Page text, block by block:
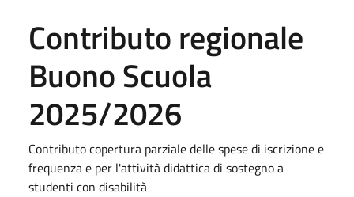
Contributo regionale
Buono Scuola
2025/2026
Contributo copertura parziale delle spese di iscrizione e
frequenza e per l'attività didattica di sostegno a
studenti con disabilità